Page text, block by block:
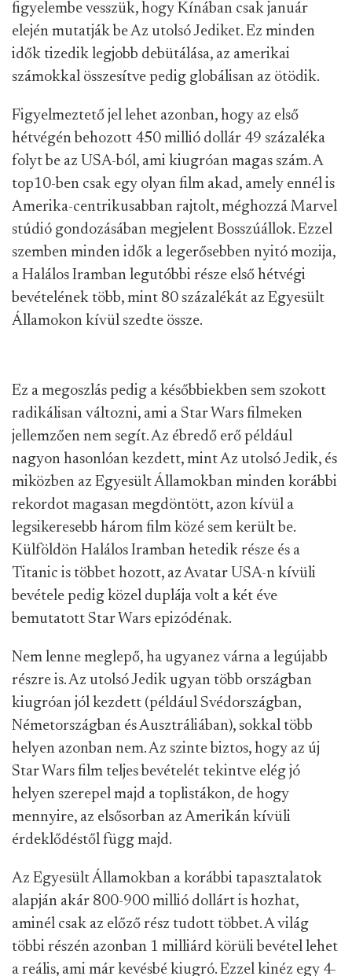
figyelembe vesszük, hogy Kínában csak január
elején mutatják be Az utolsó Jediket. Ez minden
idők tizedik legjobb debütálása, az amerikai
számokkal összesítve pedig globálisan az ötödik.
Figyelmeztető jel lehet azonban, hogy az első
hétvégén behozott 450 millió dollár 49 százaléka
folyt be az USA-ból, ami kiugróan magas szám. A
top10-ben csak egy olyan film akad, amely ennél is
Amerika-centrikusabban rajtolt, méghozzá Marvel
stúdió gondozásában megjelent Bosszúállok. Ezzel
szemben minden idők a legerősebben nyitó mozija,
a Halálos Iramban legutóbbi része első hétvégi
bevételének több, mint 80 százalékát az Egyesült
Államokon kívül szedte össze.
Ez a megoszlás pedig a későbbiekben sem szokott
radikálisan változni, ami a Star Wars filmeken
jellemzően nem segít. Az ébredő erő például
nagyon hasonlóan kezdett, mint Az utolsó Jedik, és
miközben az Egyesült Államokban minden korábbi
rekordot magasan megdöntött, azon kívül a
legsikeresebb három film közé sem került be.
Külföldön Halálos Iramban hetedik része és a
Titanic is többet hozott, az Avatar USA-n kívüli
bevétele pedig közel duplája volt a két éve
bemutatott Star Wars epizódénak.
Nem lenne meglepő, ha ugyanez várna a legújabb
részre is. Az utolsó Jedik ugyan több országban
kiugróan jól kezdett (például Svédországban,
Németországban és Ausztráliában), sokkal több
helyen azonban nem. Az szinte biztos, hogy az új
Star Wars film teljes bevételét tekintve elég jó
helyen szerepel majd a toplistákon, de hogy
mennyire, az elsősorban az Amerikán kívüli
érdeklődéstől függ majd.
Az Egyesült Államokban a korábbi tapasztalatok
alapján akár 800-900 millió dollárt is hozhat,
aminél csak az előző rész tudott többet. A világ
többi részén azonban 1 milliárd körüli bevétel lehet
a reális, ami már kevésbé kiugró. Ezzel kinéz egy 4-